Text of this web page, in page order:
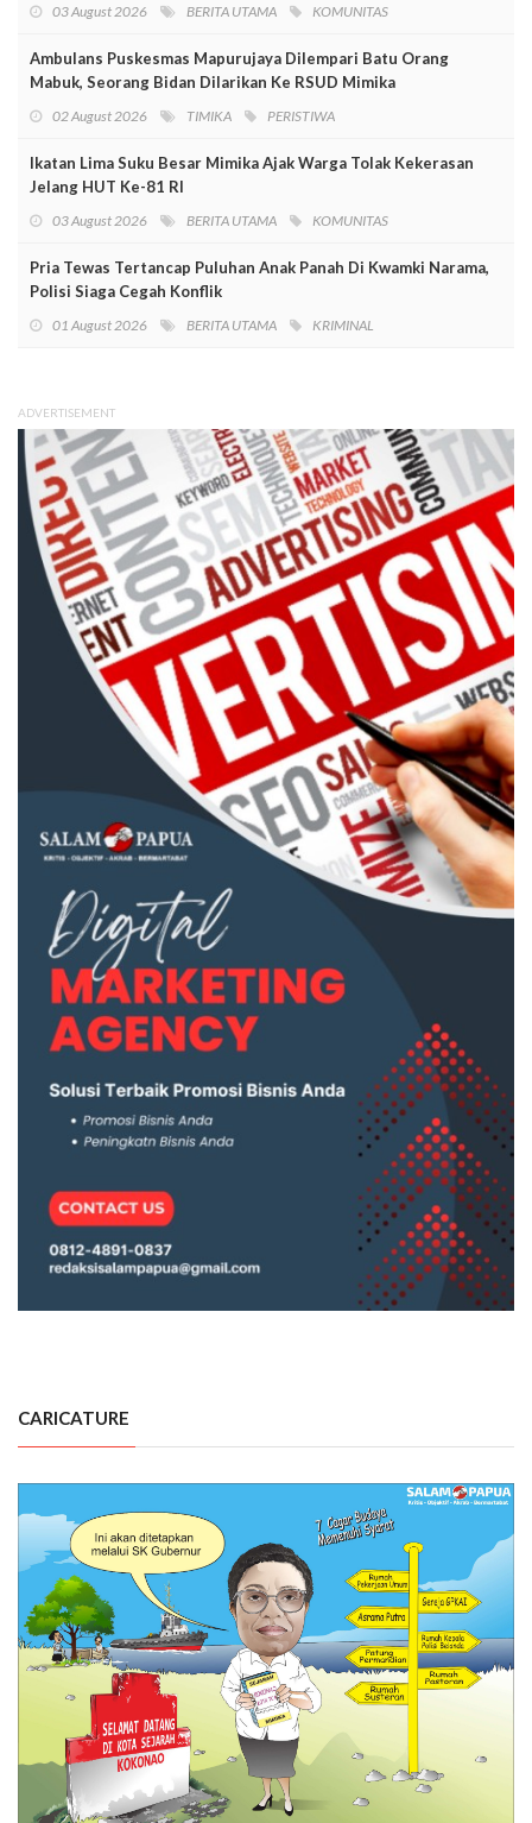
03 August 2026 BERITA UTAMA KOMUNITAS
Ambulans Puskesmas Mapurujaya Dilempari Batu Orang
Mabuk, Seorang Bidan Dilarikan Ke RSUD Mimika
02 August 2026 TIMIKA PERISTIWA
Ikatan Lima Suku Besar Mimika Ajak Warga Tolak Kekerasan
Jelang HUT Ke-81 RI
03 August 2026 BERITA UTAMA KOMUNITAS
Pria Tewas Tertancap Puluhan Anak Panah Di Kwamki Narama,
Polisi Siaga Cegah Konflik
01 August 2026 BERITA UTAMA KRIMINAL
ADVERTISEMENT
CARICATURE